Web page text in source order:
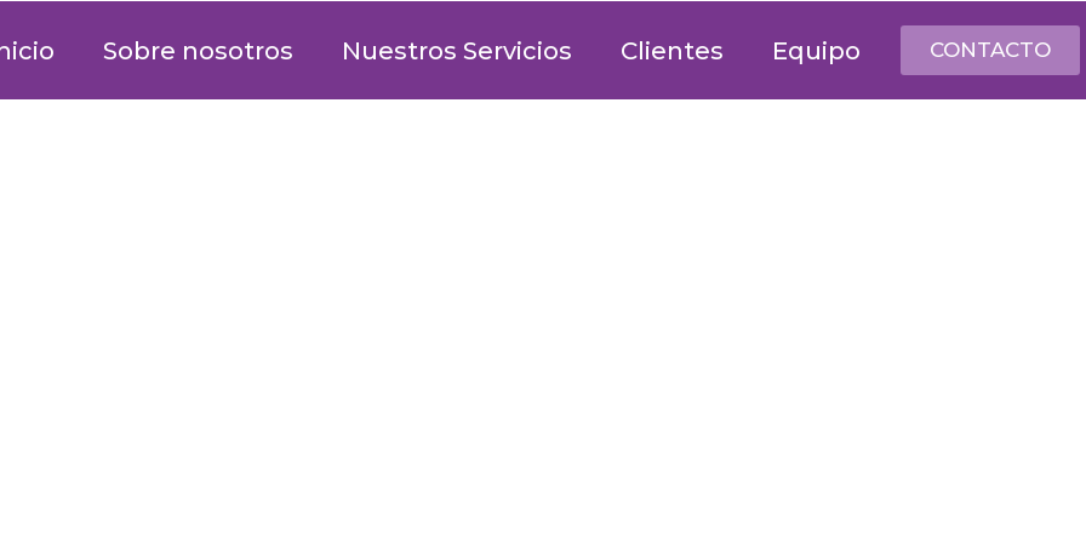
Sobre nosotros Nuestros Servicios Clientes Equipo CONTACTO